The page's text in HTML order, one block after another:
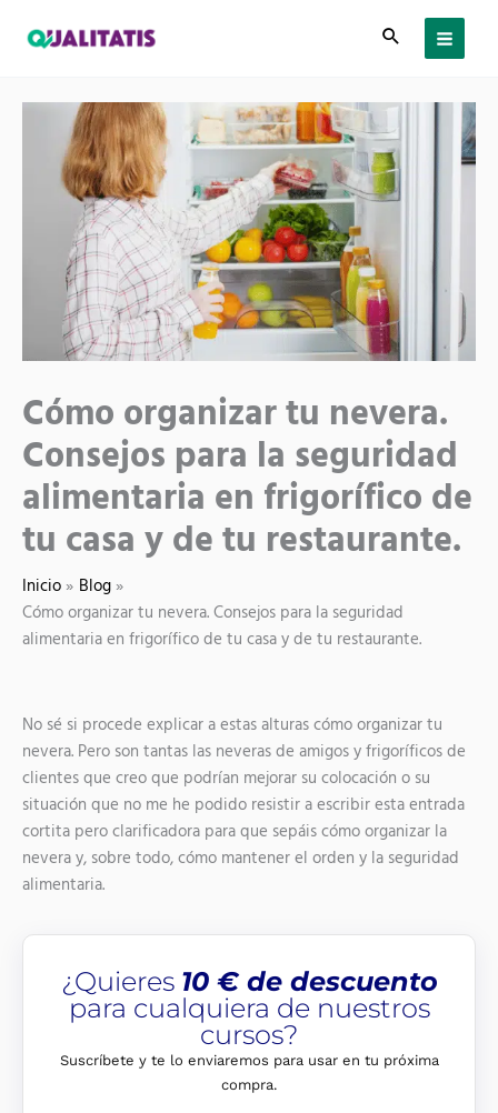
Cómo organizar tu nevera.
Consejos para la seguridad
alimentaria en frigorífico de
tu casa y de tu restaurante.
Inicio
Blog
Cómo organizar tu nevera. Consejos para la seguridad
alimentaria en frigorífico de tu casa y de tu restaurante.
No sé si procede explicar a estas alturas cómo organizar tu
nevera. Pero son tantas las neveras de amigos y frigoríficos de
clientes que creo que podrían mejorar su colocación o su
situación que no me he podido resistir a escribir esta entrada
cortita pero clarificadora para que sepáis cómo organizar la
nevera y, sobre todo, cómo mantener el orden y la seguridad
alimentaria.
¿Quieres 10 € de descuento
para cualquiera de nuestros
cursos?
Suscríbete y te lo enviaremos para usar en tu próxima
compra.